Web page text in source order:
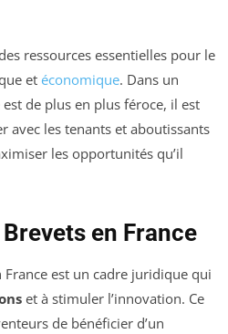
ressources essentielles pour le
et économique. Dans un
de plus en plus féroce, il est
avec les tenants et aboutissants
les opportunités qu’il
en France
France est un cadre juridique qui
et à stimuler l’innovation. Ce
de bénéficier d’un